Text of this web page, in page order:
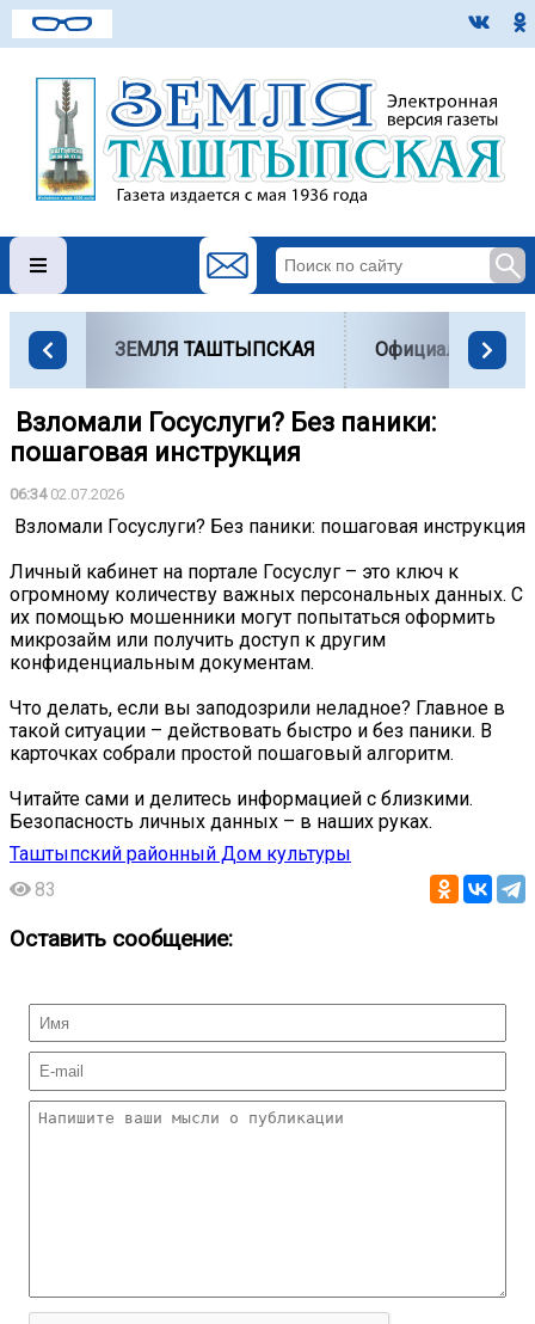
ЗЕМЛЯ ТАШТЫПСКАЯ Официально
️ Взломали Госуслуги? Без паники:
пошаговая инструкция
06:3402.07.2026
️ Взломали Госуслуги? Без паники: пошаговая инструкция
Личный кабинет на портале Госуслуг – это ключ к
огромному количеству важных персональных данных. С
их помощью мошенники могут попытаться оформить
микрозайм или получить доступ к другим
конфиденциальным документам.
Что делать, если вы заподозрили неладное? Главное в
такой ситуации – действовать быстро и без паники. В
карточках собрали простой пошаговый алгоритм.
Читайте сами и делитесь информацией с близкими.
Безопасность личных данных – в наших руках.
Таштыпский районный Дом культуры
83
Оставить сообщение: